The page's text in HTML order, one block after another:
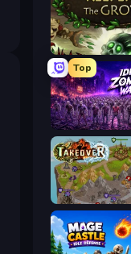
Keeper of the
Top
Takeover